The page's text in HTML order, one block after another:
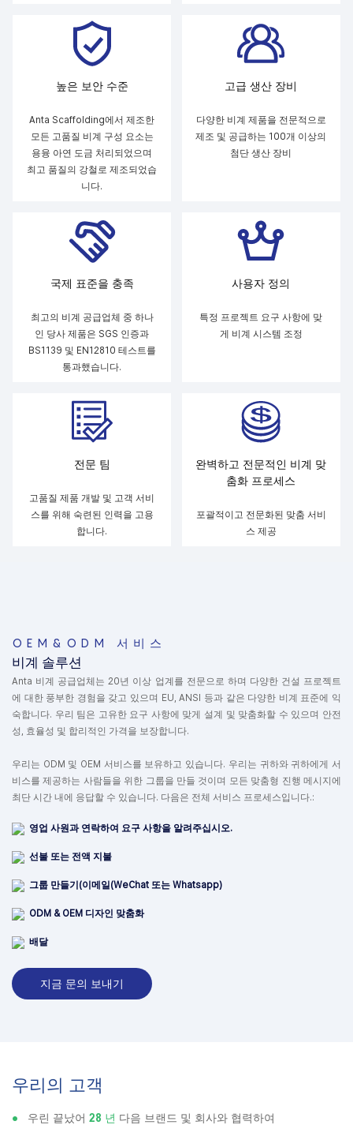
높은 보안 수준
Anta Scaffolding에서 제조한
모든 고품질 비계 구성 요소는
용융 아연 도금 처리되었으며
최고 품질의 강철로 제조되었습
니다.
고급 생산 장비
다양한 비계 제품을 전문적으로
제조 및 공급하는 100개 이상의
첨단 생산 장비
국제 표준을 충족
최고의 비계 공급업체 중 하나
인 당사 제품은 SGS 인증과
BS1139 및 EN12810 테스트를
통과했습니다.
사용자 정의
특정 프로젝트 요구 사항에 맞
게 비계 시스템 조정
전문 팀
고품질 제품 개발 및 고객 서비
스를 위해 숙련된 인력을 고용
합니다.
완벽하고 전문적인 비계 맞
춤화 프로세스
포괄적이고 전문화된 맞춤 서비
스 제공
OEM&ODM 서비스
비계 솔루션
Anta 비계 공급업체는 20년 이상 업계를 전문으로 하며 다양한 건설 프로젝트
에 대한 풍부한 경험을 갖고 있으며 EU, ANSI 등과 같은 다양한 비계 표준에 익
숙합니다. 우리 팀은 고유한 요구 사항에 맞게 설계 및 맞춤화할 수 있으며 안전
성, 효율성 및 합리적인 가격을 보장합니다.
우리는 ODM 및 OEM 서비스를 보유하고 있습니다. 우리는 귀하와 귀하에게 서
비스를 제공하는 사람들을 위한 그룹을 만들 것이며 모든 맞춤형 진행 메시지에
최단 시간 내에 응답할 수 있습니다. 다음은 전체 서비스 프로세스입니다.:
영업 사원과 연락하여 요구 사항을 알려주십시오.
선불 또는 전액 지불
그룹 만들기(이메일(WeChat 또는 Whatsapp)
ODM & OEM 디자인 맞춤화
배달
지금 문의 보내기
우리의 고객
● 우린 끝났어 28 년 다음 브랜드 및 회사와 협력하여